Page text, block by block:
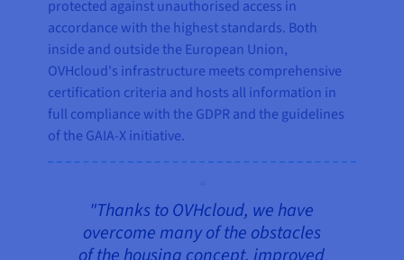
protected against unauthorised access in
accordance with the highest standards. Both
inside and outside the European Union,
OVHcloud's infrastructure meets comprehensive
certification criteria and hosts all information in
full compliance with the GDPR and the guidelines
of the GAIA-X initiative.
"Thanks to OVHcloud, we have
overcome many of the obstacles